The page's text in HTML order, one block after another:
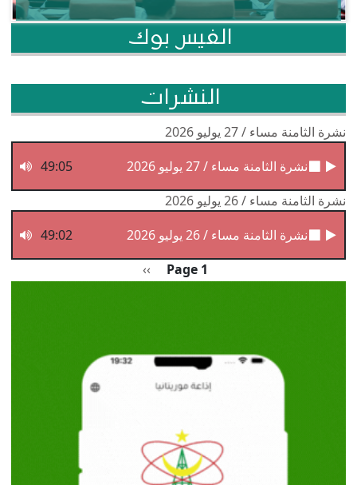
الفيس بوك
النشرات
نشرة الثامنة مساء / 27 يوليو 2026
نشرة الثامنة مساء / 27 يوليو 2026
49:05
نشرة الثامنة مساء / 26 يوليو 2026
نشرة الثامنة مساء / 26 يوليو 2026
49:02
Page 1 الصفحة التالية
››